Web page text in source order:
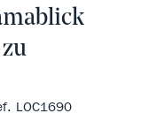
LOC1690